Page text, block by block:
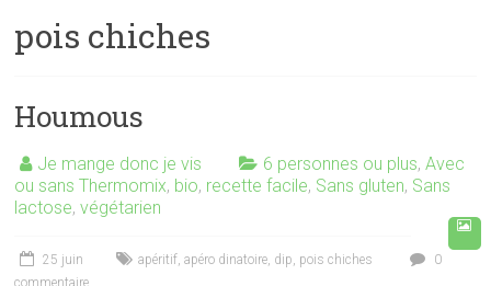
pois chiches
Houmous
Je mange donc je vis 6 personnes ou plus,Avec
ou sans Thermomix, bio, recette facile, Sans gluten, Sans
lactose,végétarien
25 juin apéritif,apéro dinatoire, dip, pois chiches
0
commentaire